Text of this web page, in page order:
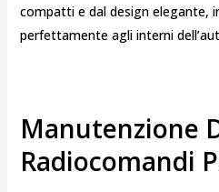
compatti e dal design elegante,
perfettamente agli interni
Manutenzione
Radiocomandi